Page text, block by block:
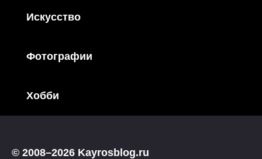
Искусство
Фотографии
Хобби
© 2008–2026 Kayrosblog.ru